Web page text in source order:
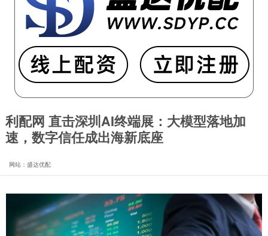
利配网 直击深圳AI终端展：大模型落地加
速，数字信任成出海新底座
网站：盛达优配